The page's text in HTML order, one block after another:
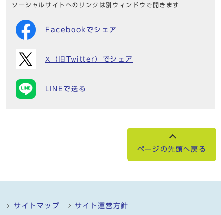
ソーシャルサイトへのリンクは別ウィンドウで開きます
Facebookでシェア
X（旧Twitter）でシェア
LINEで送る
ページの先頭へ戻る
サイトマップ サイト運営方針